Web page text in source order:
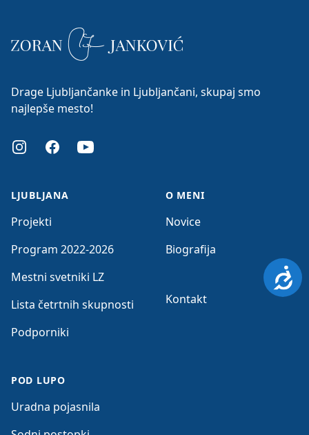
Drage Ljubljančanke in Ljubljančani, skupaj smo
najlepše mesto!
InstagramFacebookYoutube
LJUBLJANA
Projekti
Program 2022-2026
Mestni svetniki LZ
Lista četrtnih skupnosti
Podporniki
POD LUPO
Uradna pojasnila
O MENI
Novice
Biografija
Kontakt